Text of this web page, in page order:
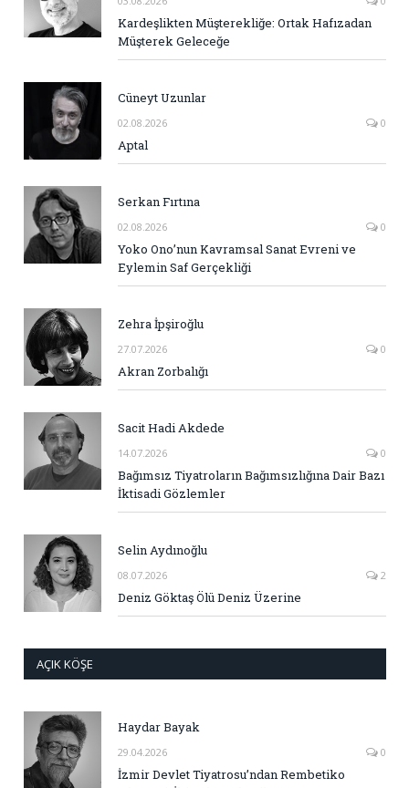
Kardeşlikten Müşterekliğe: Ortak Hafızadan
Müşterek Geleceğe
Cüneyt Uzunlar
02.08.2026 0
Aptal
Serkan Fırtına
02.08.2026 0
Yoko Ono’nun Kavramsal Sanat Evreni ve
Eylemin Saf Gerçekliği
Zehra İpşiroğlu
27.07.2026 0
Akran Zorbalığı
Sacit Hadi Akdede
14.07.2026 0
Bağımsız Tiyatroların Bağımsızlığına Dair Bazı
İktisadi Gözlemler
Selin Aydınoğlu
08.07.2026 2
Deniz Göktaş Ölü Deniz Üzerine
AÇIK KÖŞE
Haydar Bayak
29.04.2026 0
İzmir Devlet Tiyatrosu’ndan Rembetiko